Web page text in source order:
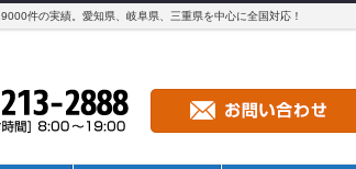
件の実績。愛知県、岐阜県、三重県を中心に全国対応！